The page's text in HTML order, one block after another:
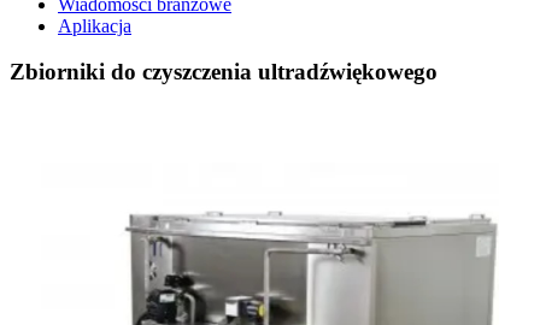
Aplikacja
Zbiorniki do czyszczenia ultradźwiękowego